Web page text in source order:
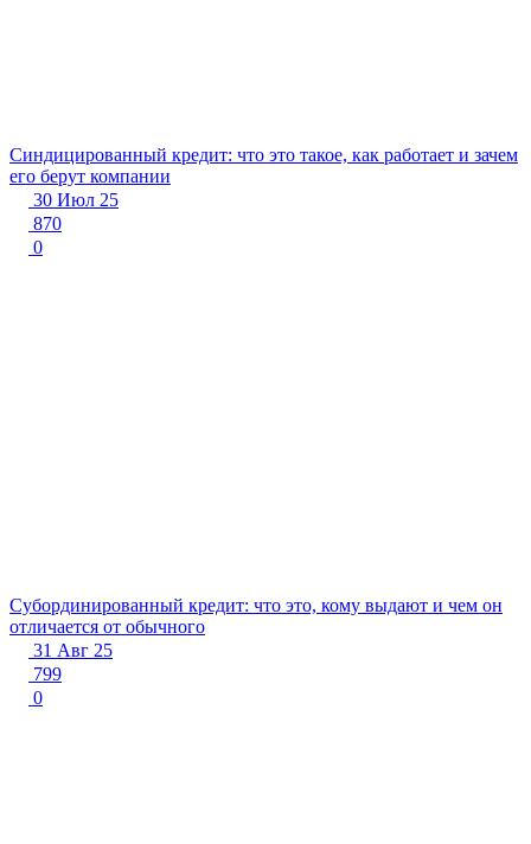
Синдицированный кредит: что это такое, как работает и зачем
его берут компании
30 Июл 25
870
0
Субординированный кредит: что это, кому выдают и чем он
отличается от обычного
31 Авг 25
799
0